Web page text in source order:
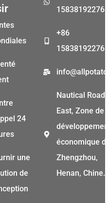
24
une
de
15838192276
+86
15838192276
Nautical Road
East, Zone de
économique
Zhengzhou,
Henan, Chine.